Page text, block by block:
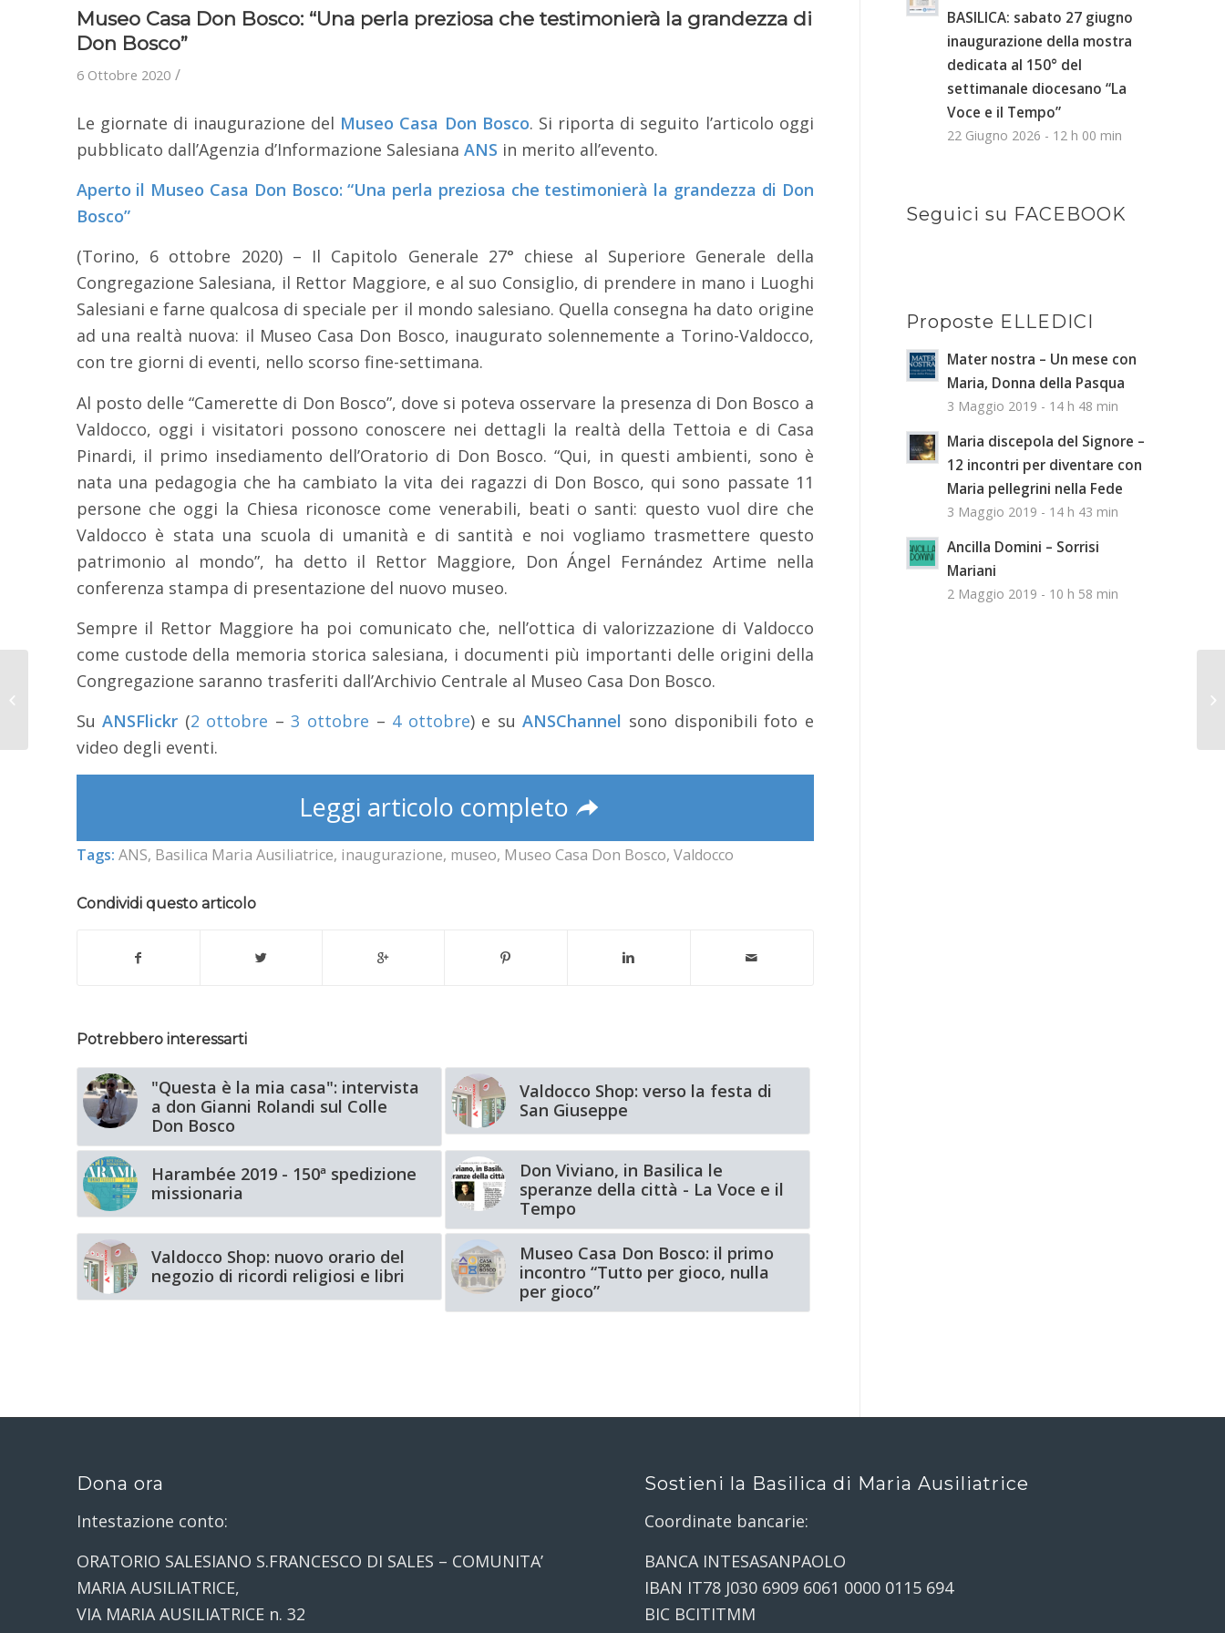
Museo Casa Don Bosco: “Una perla preziosa che testimonierà la grandezza di
Don Bosco”
6 Ottobre 2020 /
Le giornate di inaugurazione del Museo Casa Don Bosco. Si riporta di seguito l’articolo oggi
pubblicato dall’Agenzia d’Informazione Salesiana ANS in merito all’evento.
Aperto il Museo Casa Don Bosco: “Una perla preziosa che testimonierà la grandezza di Don
Bosco”
(Torino, 6 ottobre 2020) – Il Capitolo Generale 27° chiese al Superiore Generale della
Congregazione Salesiana, il Rettor Maggiore, e al suo Consiglio, di prendere in mano i Luoghi
Salesiani e farne qualcosa di speciale per il mondo salesiano. Quella consegna ha dato origine
ad una realtà nuova: il Museo Casa Don Bosco, inaugurato solennemente a Torino-Valdocco,
con tre giorni di eventi, nello scorso fine-settimana.
Al posto delle “Camerette di Don Bosco”, dove si poteva osservare la presenza di Don Bosco a
Valdocco, oggi i visitatori possono conoscere nei dettagli la realtà della Tettoia e di Casa
Pinardi, il primo insediamento dell’Oratorio di Don Bosco. “Qui, in questi ambienti, sono è
nata una pedagogia che ha cambiato la vita dei ragazzi di Don Bosco, qui sono passate 11
persone che oggi la Chiesa riconosce come venerabili, beati o santi: questo vuol dire che
Valdocco è stata una scuola di umanità e di santità e noi vogliamo trasmettere questo
patrimonio al mondo”, ha detto il Rettor Maggiore, Don Ángel Fernández Artime nella
conferenza stampa di presentazione del nuovo museo.
Sempre il Rettor Maggiore ha poi comunicato che, nell’ottica di valorizzazione di Valdocco
come custode della memoria storica salesiana, i documenti più importanti delle origini della
Congregazione saranno trasferiti dall’Archivio Centrale al Museo Casa Don Bosco.
SuANSFlickr (2 ottobre –3 ottobre – 4 ottobre) e suANSChannel sono disponibili foto e
video degli eventi.
Leggi articolo completo
Tags: ANS, Basilica Maria Ausiliatrice, inaugurazione, museo, Museo Casa Don Bosco, Valdocco
Condividi questo articolo
Potrebbero interessarti
"Questa è la mia casa": intervista
a don Gianni Rolandi sul Colle
Don Bosco
Valdocco Shop: verso la festa di
San Giuseppe
Harambée 2019 - 150ª spedizione
missionaria
Don Viviano, in Basilica le
speranze della città - La Voce e il
Tempo
Valdocco Shop: nuovo orario del
negozio di ricordi religiosi e libri
Museo Casa Don Bosco: il primo
incontro “Tutto per gioco, nulla
per gioco”
BASILICA: sabato 27 giugno
inaugurazione della mostra
dedicata al 150° del
settimanale diocesano “La
Voce e il Tempo”
22 Giugno 2026 - 12 h 00 min
Seguici su FACEBOOK
Proposte ELLEDICI
Mater nostra – Un mese con
Maria, Donna della Pasqua
3 Maggio 2019 - 14 h 48 min
Maria discepola del Signore –
12 incontri per diventare con
Maria pellegrini nella Fede
3 Maggio 2019 - 14 h 43 min
Ancilla Domini – Sorrisi
Mariani
2 Maggio 2019 - 10 h 58 min
Dona ora
Intestazione conto:
ORATORIO SALESIANO S.FRANCESCO DI SALES – COMUNITA’
MARIA AUSILIATRICE,
VIA MARIA AUSILIATRICE n. 32
Sostieni la Basilica di Maria Ausiliatrice
Coordinate bancarie:
BANCA INTESASANPAOLO
IBAN IT78 J030 6909 6061 0000 0115 694
BIC BCITITMM
La Direttrice del Museo
Casa Don Bosco: “Sarà
una casa dove trovare